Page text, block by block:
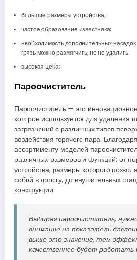
большие размеры устройства;
частое образование известняка;
необходимость дополнительных
грязь можно размягчить, но не удалить.
высокая цена;
Пароочиститель
Пароочиститель — это
которое используется для удаления
загрязнений с различных типов
воздействия горячего пара.
ассортименту моделей
различных размеров и функций: от
устройства, размеры которого
собой в дорогу, до внушительных
конструкций.
Выбирая пароочиститель,
внимание на показатель
выше это значение, тем
качественнее будет работать